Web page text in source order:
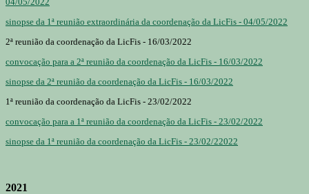
sinopse da 1ª reunião extraordinária da coordenação da LicFis - 04/05/2022
2ª reunião da coordenação da LicFis - 16/03/2022
convocação para a 2ª reunião da coordenação da LicFis - 16/03/2022
sinopse da 2ª reunião da coordenação da LicFis - 16/03/2022
1ª reunião da coordenação da LicFis - 23/02/2022
convocação para a 1ª reunião da coordenação da LicFis - 23/02/2022
sinopse da 1ª reunião da coordenação da LicFis - 23/02/22022
2021